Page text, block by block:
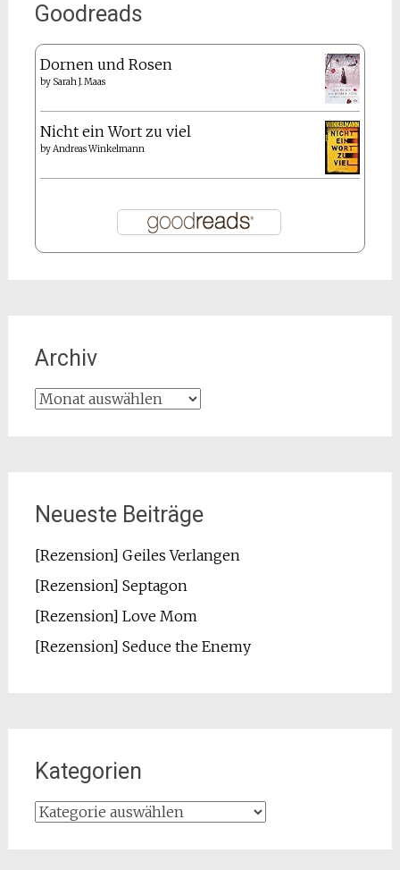
Goodreads
Dornen und Rosen
by Sarah J. Maas
Nicht ein Wort zu viel
byAndreas Winkelmann
Archiv
Archiv
Neueste Beiträge
[Rezension] Geiles Verlangen
[Rezension] Septagon
[Rezension] Love Mom
[Rezension] Seduce the Enemy
Kategorien
Kategorien